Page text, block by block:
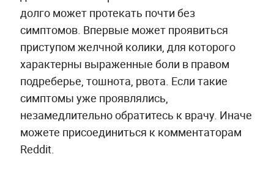
долго может протекать почти без
симптомов. Впервые может проявиться
приступом желчной колики, для которого
характерны выраженные боли в правом
подреберье, тошнота, рвота. Если такие
симптомы уже проявлялись,
незамедлительно обратитесь к врачу. Иначе
можете присоединиться к комментаторам
Reddit.